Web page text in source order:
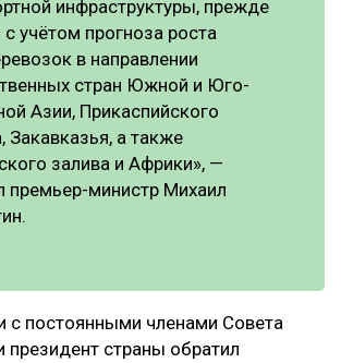
инфраструктуры, прежде
учётом прогноза роста
в направлении
стран Южной и Юго-
Азии, Прикаспийского
Закавказья, а также
залива и Африки», —
премьер-министр Михаил
с постоянными членами Совета
президент страны обратил